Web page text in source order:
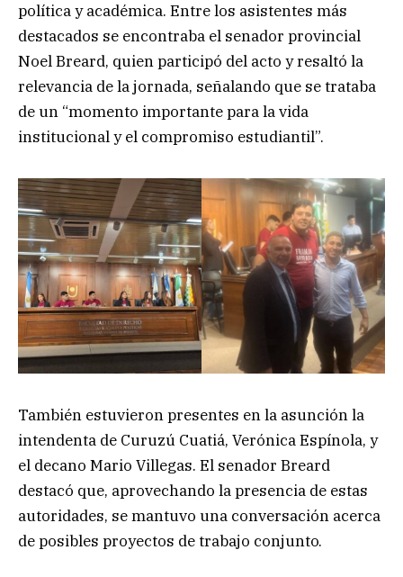
política y académica. Entre los asistentes más
destacados se encontraba el senador provincial
Noel Breard, quien participó del acto y resaltó la
relevancia de la jornada, señalando que se trataba
de un “momento importante para la vida
institucional y el compromiso estudiantil”.
También estuvieron presentes en la asunción la
intendenta de Curuzú Cuatiá, Verónica Espínola, y
el decano Mario Villegas. El senador Breard
destacó que, aprovechando la presencia de estas
autoridades, se mantuvo una conversación acerca
de posibles proyectos de trabajo conjunto.